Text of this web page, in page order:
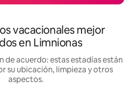
vacacionales mejor
en Limnionas
de acuerdo: estas estadías están
su ubicación, limpieza y otros
aspectos.